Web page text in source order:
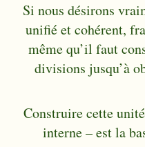
Si nous désirons
unifié et cohérent,
même qu’il faut
divisions jusqu’à
Construire cette
interne – est la